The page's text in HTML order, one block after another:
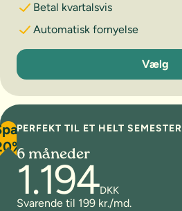
Betal kvartalsvis
Automatisk fornyelse
3 måneder
Vælg
PERFEKT TIL ET HELT SEMESTER
6 måneder
1.194DKK
Svarende til 199 kr./md.